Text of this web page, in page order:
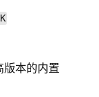
本的内置